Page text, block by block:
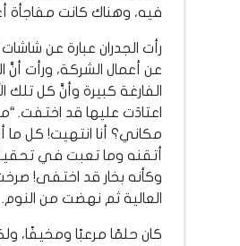
فيه، وهناك كانت مفاجأة
رأت الجدران عبارة عن
عن أعمال الشركة، ورأت أنَّ
الفارغة كبيرة وأنَّ كل تلك
اعتادَت عليها قد اختفت.
مكاني؟ أنا انتهيت! كل ما
أتقنه وما تعبت في
وكأنه بخار قد اختفى!
العالية ثم نهضت من النوم.
كان حلمًا مرعبًا ومخيفًا،